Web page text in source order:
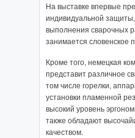
На выставке впервые
индивидуальной
выполнения сварочных
занимается словенское
Кроме того, немецкая
представит различное
том числе горелки,
установки пламенной
высокий уровень
также обладают
качеством.